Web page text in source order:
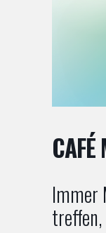
CAFÉ
Immer
treffen,